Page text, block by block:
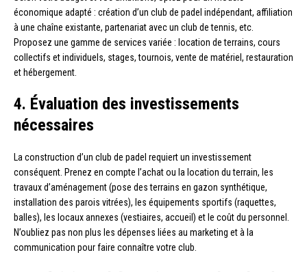
économique adapté : création d’un club de padel indépendant, affiliation
à une chaîne existante, partenariat avec un club de tennis, etc.
Proposez une gamme de services variée : location de terrains, cours
collectifs et individuels, stages, tournois, vente de matériel, restauration
et hébergement.
4. Évaluation des investissements
nécessaires
La construction d’un club de padel requiert un investissement
conséquent. Prenez en compte l’achat ou la location du terrain, les
travaux d’aménagement (pose des terrains en gazon synthétique,
installation des parois vitrées), les équipements sportifs (raquettes,
balles), les locaux annexes (vestiaires, accueil) et le coût du personnel.
N’oubliez pas non plus les dépenses liées au marketing et à la
communication pour faire connaître votre club.